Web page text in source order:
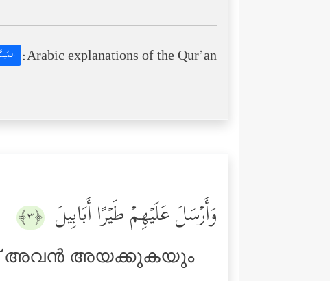
Arabic explanations of the Qur’an:
وَأَرۡسَلَ عَلَیۡهِمۡ طَیۡرًا أَبَابِیلَ ﴿٣﴾
അവന്‍ അയക്കുകയും